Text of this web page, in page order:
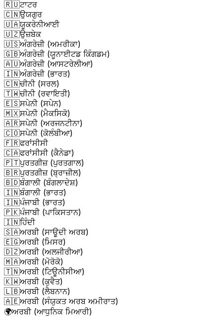
🇷🇺ਟਾਟਰ
🇨🇳ਉਯਗੁਰ
🇺🇦ਯੂਕਰੇਨੀਆਈ
🇺🇿ਉਜ਼ਬੇਕ
🇺🇸ਅੰਗਰੇਜ਼ੀ (ਅਮਰੀਕਾ)
🇬🇧ਅੰਗਰੇਜ਼ੀ (ਯੂਨਾਈਟਡ ਕਿੰਗਡਮ)
🇦🇺ਅੰਗਰੇਜ਼ੀ (ਆਸਟਰੇਲੀਆ)
🇮🇳ਅੰਗਰੇਜ਼ੀ (ਭਾਰਤ)
🇨🇳ਚੀਨੀ (ਸਰਲ)
🇹🇼ਚੀਨੀ (ਰਵਾਇਤੀ)
🇪🇸ਸਪੇਨੀ (ਸਪੇਨ)
🇲🇽ਸਪੇਨੀ (ਮੈਕਸਿਕੋ)
🇦🇷ਸਪੇਨੀ (ਅਰਜਨਟੀਨਾ)
🇨🇴ਸਪੇਨੀ (ਕੋਲੰਬੀਆ)
🇫🇷ਫਰਾਂਸੀਸੀ
🇨🇦ਫਰਾਂਸੀਸੀ (ਕੈਨੇਡਾ)
🇵🇹ਪੁਰਤਗੀਜ਼ (ਪੁਰਤਗਾਲ)
🇧🇷ਪੁਰਤਗੀਜ਼ (ਬ੍ਰਾਜ਼ੀਲ)
🇧🇩ਬੰਗਾਲੀ (ਬੰਗਲਾਦੇਸ਼)
🇮🇳ਬੰਗਾਲੀ (ਭਾਰਤ)
🇮🇳ਪੰਜਾਬੀ (ਭਾਰਤ)
🇵🇰ਪੰਜਾਬੀ (ਪਾਕਿਸਤਾਨ)
🇮🇳ਹਿੰਦੀ
🇸🇦ਅਰਬੀ (ਸਾਊਦੀ ਅਰਬ)
🇪🇬ਅਰਬੀ (ਮਿਸਰ)
🇩🇿ਅਰਬੀ (ਅਲਜੀਰੀਆ)
🇲🇦ਅਰਬੀ (ਮੋਰੋਕੋ)
🇹🇳ਅਰਬੀ (ਟਿਊਨੀਸੀਆ)
🇰🇼ਅਰਬੀ (ਕੁਵੈਤ)
🇱🇧ਅਰਬੀ (ਲੈਬਨਾਨ)
🇦🇪ਅਰਬੀ (ਸੰਯੁਕਤ ਅਰਬ ਅਮੀਰਾਤ)
🌍ਅਰਬੀ (ਆਧੁਨਿਕ ਮਿਆਰੀ)